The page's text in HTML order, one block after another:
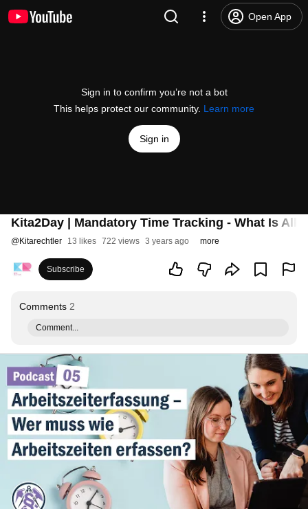
Open App
Sign in to confirm you’re not a bot
This helps protect our community. Learn more
Sign in
Kita2Day | Mandatory Time Tracking - What Is
@Kitarechtler 13 likes 722 views 3 years ago more
Subscribe
Comments 2
Comment...